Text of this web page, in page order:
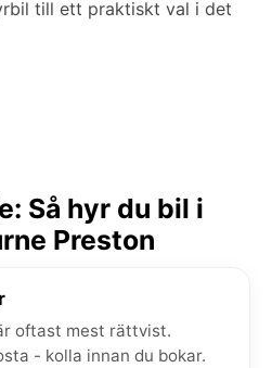
till ett praktiskt val i det
Så hyr du bil i
Preston
oftast mest rättvist.
- kolla innan du bokar.